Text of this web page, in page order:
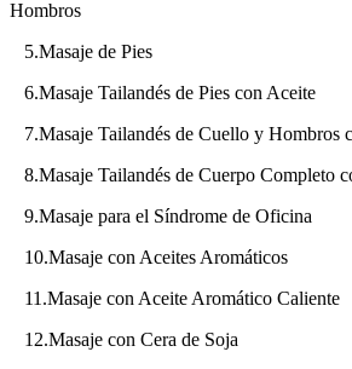
Hombros
5.Masaje de Pies
6.Masaje Tailandés de Pies con Aceite
7.Masaje Tailandés de Cuello y Hombros
8.Masaje Tailandés de Cuerpo Completo
9.Masaje para el Síndrome de Oficina
10.Masaje con Aceites Aromáticos
11.Masaje con Aceite Aromático Caliente
12.Masaje con Cera de Soja